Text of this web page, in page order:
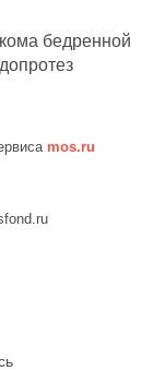
бедренной
mos.ru